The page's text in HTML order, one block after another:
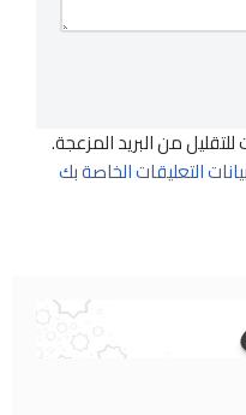
من البريد المزعجة.
التعليقات الخاصة بك